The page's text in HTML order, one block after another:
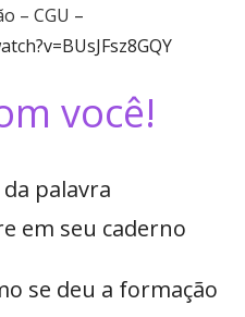
– CGU –
você!
palavra
em seu caderno
se deu a formação